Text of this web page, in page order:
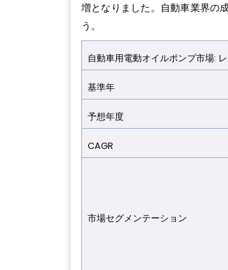
増となりました。自動車業界の
う。
自動車用電動オイルポンプ市場:
基準年
予想年度
CAGR
市場セグメンテーショ ン